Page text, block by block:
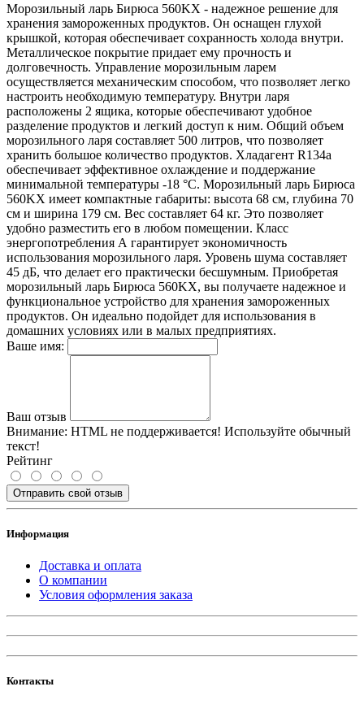
Морозильный ларь Бирюса 560KX - надежное решение для
хранения замороженных продуктов. Он оснащен глухой
крышкой, которая обеспечивает сохранность холода внутри.
Металлическое покрытие придает ему прочность и
долговечность. Управление морозильным ларем
осуществляется механическим способом, что позволяет легко
настроить необходимую температуру. Внутри ларя
расположены 2 ящика, которые обеспечивают удобное
разделение продуктов и легкий доступ к ним. Общий объем
морозильного ларя составляет 500 литров, что позволяет
хранить большое количество продуктов. Хладагент R134a
обеспечивает эффективное охлаждение и поддержание
минимальной температуры -18 °С. Морозильный ларь Бирюса
560KX имеет компактные габариты: высота 68 см, глубина 70
см и ширина 179 см. Вес составляет 64 кг. Это позволяет
удобно разместить его в любом помещении. Класс
энергопотребления А гарантирует экономичность
использования морозильного ларя. Уровень шума составляет
45 дБ, что делает его практически бесшумным. Приобретая
морозильный ларь Бирюса 560KX, вы получаете надежное и
функциональное устройство для хранения замороженных
продуктов. Он идеально подойдет для использования в
домашних условиях или в малых предприятиях.
Ваше имя:
Ваш отзыв
Внимание: HTML не поддерживается! Используйте обычный
текст!
Рейтинг
Отправить свой отзыв
Информация
Доставка и оплата
О компании
Условия оформления заказа
Контакты